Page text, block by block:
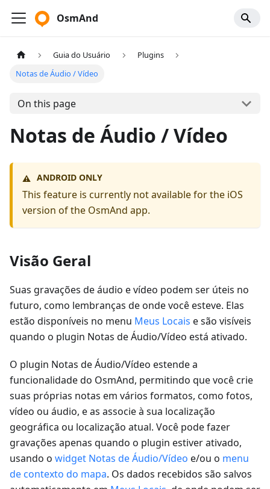
OsmAnd
Guia do Usuário
Plugins
Notas de Áudio / Vídeo
On this page
Notas de Áudio / Vídeo
⚠️ ANDROID ONLY
This feature is currently not available for the iOS
version of the OsmAnd app.
Visão Geral
Suas gravações de áudio e vídeo podem ser úteis no
futuro, como lembranças de onde você esteve. Elas
estão disponíveis no menu Meus Locais e são visíveis
quando o plugin Notas de Áudio/Vídeo está ativado.
O plugin Notas de Áudio/Vídeo estende a
funcionalidade do OsmAnd, permitindo que você crie
suas próprias notas em vários formatos, como fotos,
vídeo ou áudio, e as associe à sua localização
geográfica ou localização atual. Você pode fazer
gravações apenas quando o plugin estiver ativado,
usando o widget Notas de Áudio/Vídeo e/ou o menu
de contexto do mapa. Os dados recebidos são salvos